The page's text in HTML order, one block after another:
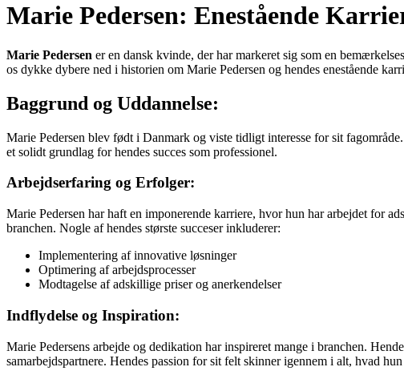
Marie Pedersen: Enestående
Marie Pedersen er en dansk kvinde, der har markeret sig som en
os dykke dybere ned i historien om Marie Pedersen og hendes enestående
Baggrund og Uddannelse:
Marie Pedersen blev født i Danmark og viste tidligt interesse for sit
et solidt grundlag for hendes succes som professionel.
Arbejdserfaring og Erfolger:
Marie Pedersen har haft en imponerende karriere, hvor hun har arbejdet for
branchen. Nogle af hendes største succeser inkluderer:
Implementering af innovative løsninger
Optimering af arbejdsprocesser
Modtagelse af adskillige priser og anerkendelser
Indflydelse og Inspiration:
Marie Pedersens arbejde og dedikation har inspireret mange i branchen.
samarbejdspartnere. Hendes passion for sit felt skinner igennem i alt, hvad